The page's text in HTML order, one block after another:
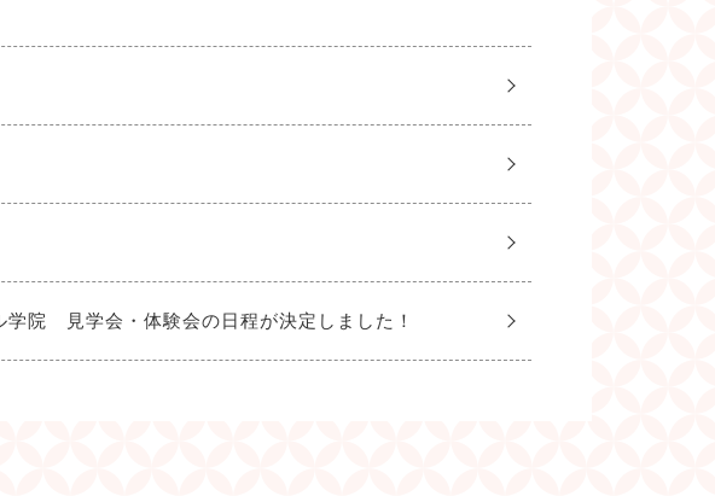
学院 見学会・体験会の日程が決定しました！